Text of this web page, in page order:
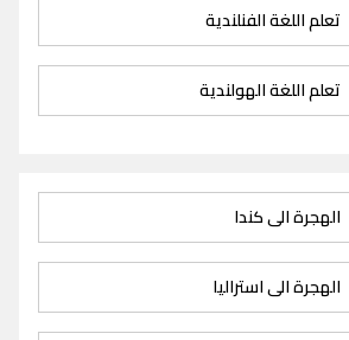
تعلم اللغة الفنلندية
تعلم اللغة الهولندية
الهجرة الى كندا
الهجرة الى استراليا